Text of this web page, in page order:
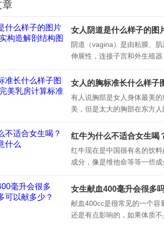
章
女人阴道是什么样子的图
构图
阴道（vagina）是由粘膜、
伸展性，连接子宫和外生殖
的性交器官，也是排出月经
群、个体内分
女人的胸标准长什么样子
标准
有人说胸部是女人身体最美
美，但是太大的胸部在东方
个女性都希望有一对丰满而
有的流畅
红牛为什么不适合女生喝
红牛现在是中国很有名的饮
成分，像是维他命等等一些
别有精神，还有一个原因就
有必要的
女生献血400毫升会很多
献血400cc是很常见的一个容
还是有点影响的，如果体质